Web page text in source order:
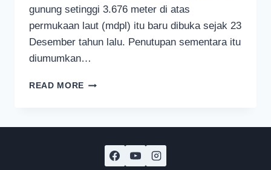
gunung setinggi 3.676 meter di atas
permukaan laut (mdpl) itu baru dibuka sejak 23
Desember tahun lalu. Penutupan sementara itu
diumumkan…
READ MORE PENDAKIAN
AKIBAT
CUACA